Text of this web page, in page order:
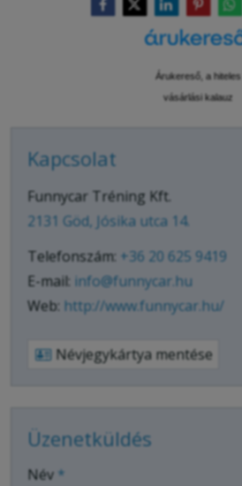
Árukereső, a hiteles
vásárlási kalauz
Kapcsolat
Funnycar Tréning Kft.
2131 Göd, Jósika utca 14.
Telefonszám: +36 20 625 9419
E-mail: info@funnycar.hu
Web: http://www.funnycar.hu/
Névjegykártya mentése
Üzenetküldés
Név *